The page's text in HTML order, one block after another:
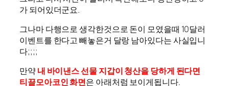
가 되어있더군요.
그나마 다행으로 생각한것으로 돈이 모였을때 10달러
이벤트를 한다고 빼놓은거 달랑 남아있다는 사실입니
다;;;;
만약내 바이낸스 선물 지갑이 청산을 당하게 된다면
티끌모아코인 화면은 아래처럼 보이게됩니다.